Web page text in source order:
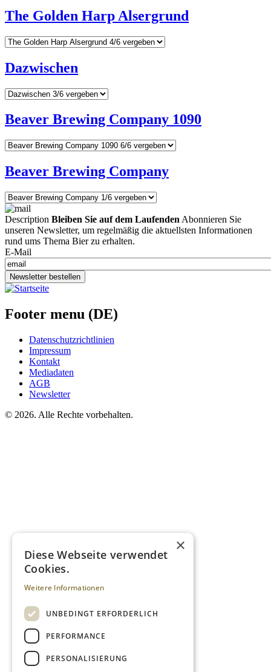
The Golden Harp Alsergrund
Dazwischen
Beaver Brewing Company 1090
Beaver Brewing Company
Description Bleiben Sie auf dem Laufenden Abonnieren Sie
unseren Newsletter, um regelmäßig die aktuellsten Informationen
rund ums Thema Bier zu erhalten.
E-Mail
Newsletter bestellen
Footer menu (DE)
Datenschutzrichtlinien
Impressum
Kontakt
Mediadaten
AGB
Newsletter
© 2026. Alle Rechte vorbehalten.
×
Diese Webseite verwendet
Cookies.
Weitere Informationen
UNBEDINGT ERFORDERLICH
PERFORMANCE
PERSONALISIERUNG